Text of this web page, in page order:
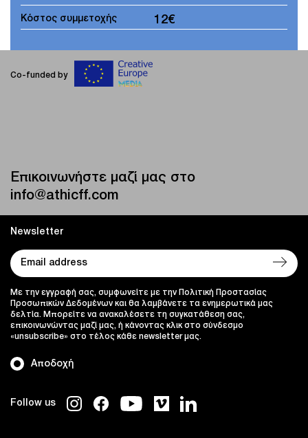
Κόστος συμμετοχής 12€
Co-funded by
Επικοινωνήστε μαζί μας στο
info@athicff.com
Follow us
Newsletter
Αποδοχή
Με την εγγραφή σας, συμφωνείτε με την Πολιτική Προστασίας
Προσωπικών Δεδομένων και θα λαμβάνετε τα ενημερωτικά μας
δελτία. Μπορείτε να ανακαλέσετε τη συγκατάθεση σας,
επικοινωνώντας μαζί μας, ή κάνοντας κλικ στο σύνδεσμο
«unsubscribe» στο τέλος κάθε newsletter μας.